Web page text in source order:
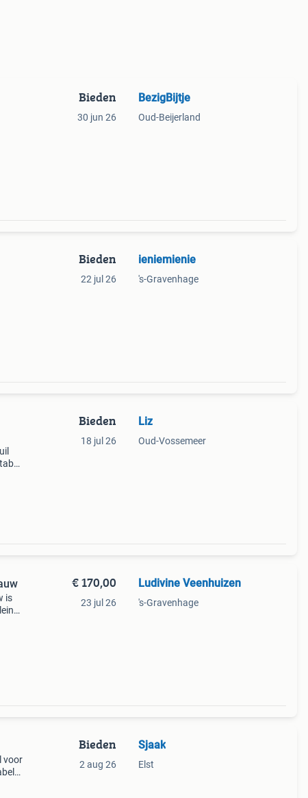
Bieden
30 jun 26
BezigBijtje
Oud-Beijerland
Bieden
22 jul 26
ieniemienie
's-Gravenhage
Bieden
18 jul 26
Liz
Oud-Vossemeer
is
€ 170,00
23 jul 26
Ludivine Veenhuizen
's-Gravenhage
voor
Bieden
2 aug 26
Sjaak
Elst